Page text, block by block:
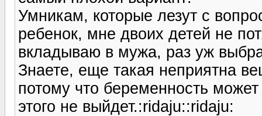
Умникам, которые лезут с
ребенок, мне двоих детей не
вкладываю в мужа, раз уж
Знаете, еще такая неприятна
потому что беременность может
этого не выйдет.:ridaju::ridaju: